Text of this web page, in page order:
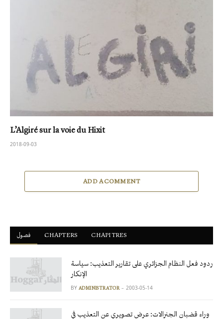
L’Algiré sur la voie du Hixit
2018-09-03
ADD A COMMENT
فصول ْCHAPTERS CHAPITRES
ردود فعل النظام الجزائري على تقارير التعذيب: سياسة
الإنكار
BY ADMINISTRATOR 2003-05-14
وراء قضبان الجنرالات: عرض تصويري عن التعذيب في